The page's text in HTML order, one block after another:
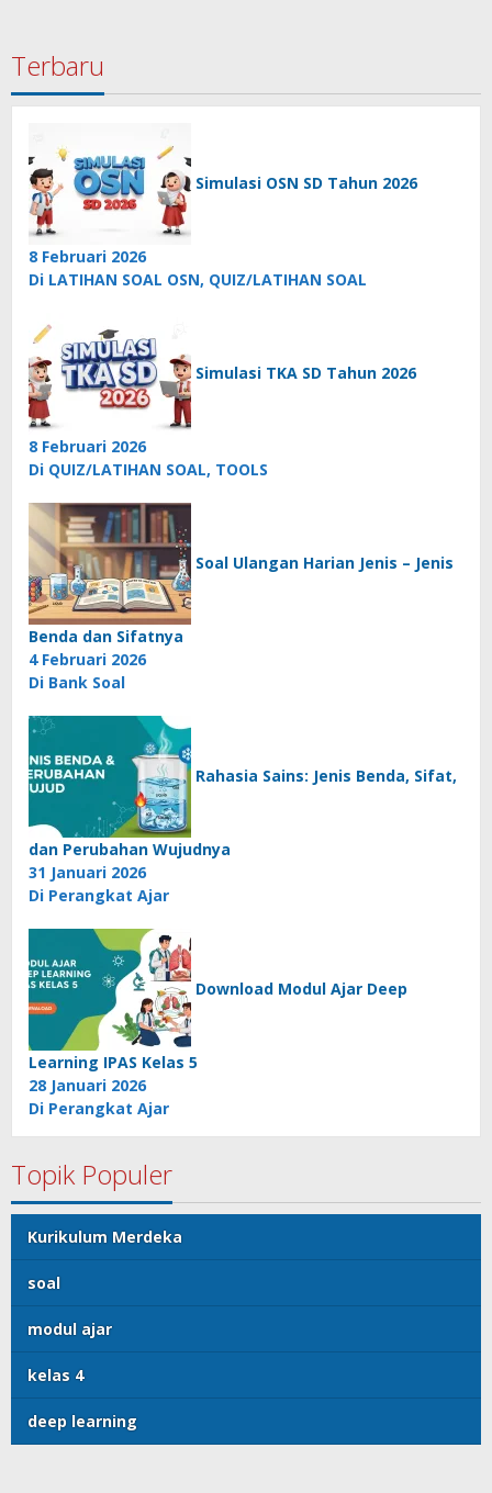
Terbaru
Simulasi OSN SD Tahun 2026
8 Februari 2026
Di LATIHAN SOAL OSN, QUIZ/LATIHAN SOAL
Simulasi TKA SD Tahun 2026
8 Februari 2026
Di QUIZ/LATIHAN SOAL, TOOLS
Soal Ulangan Harian Jenis – Jenis
Benda dan Sifatnya
4 Februari 2026
Di Bank Soal
Rahasia Sains: Jenis Benda, Sifat,
dan Perubahan Wujudnya
31 Januari 2026
Di Perangkat Ajar
Download Modul Ajar Deep
Learning IPAS Kelas 5
28 Januari 2026
Di Perangkat Ajar
Topik Populer
Kurikulum Merdeka
soal
modul ajar
kelas 4
deep learning